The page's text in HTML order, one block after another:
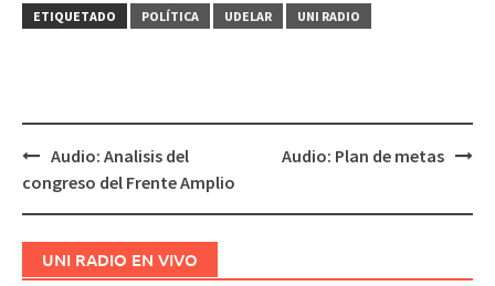
ETIQUETADO
POLÍTICA UDELAR UNI RADIO
Navegación
Audio: Analisis del
congreso del Frente Amplio
Audio: Plan de metas
UNI RADIO EN VIVO